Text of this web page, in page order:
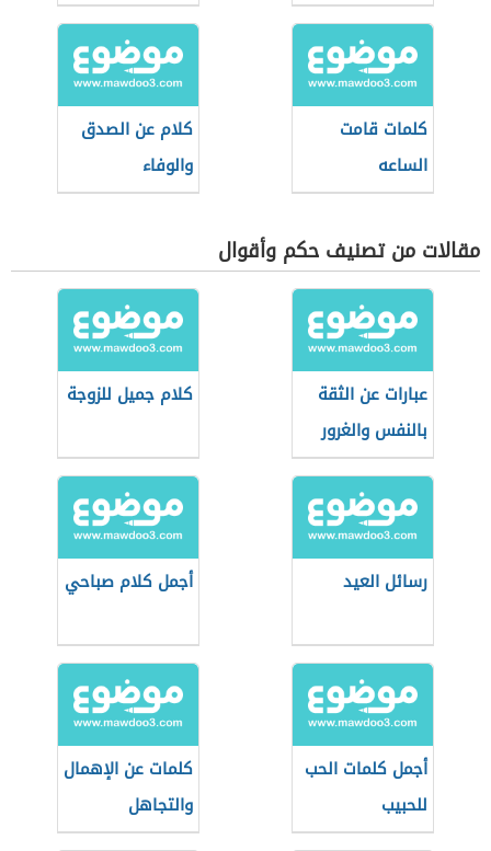
كلمات قامت
الساعه
كلام عن الصدق
والوفاء
مقالات من تصنيف حكم وأقوال
عبارات عن الثقة
بالنفس والغرور
كلام جميل للزوجة
رسائل العيد أجمل كلام صباحي
أجمل كلمات الحب
للحبيب
كلمات عن الإهمال
والتجاهل